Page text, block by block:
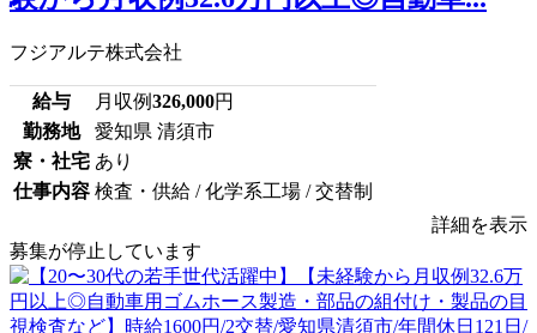
フジアルテ株式会社
給与 月収例326,000円
勤務地
愛知県 清須市
寮・社宅 あり
仕事内容 検査・供給 / 化学系工場 / 交替制
詳細を表示
募集が停止しています